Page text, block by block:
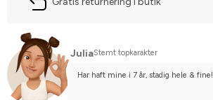
JuliaStemt topkarakter
Har haft mine i 7 år, stadig hele & fine!